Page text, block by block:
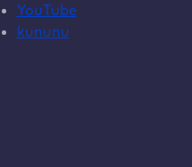
YouTube
kununu